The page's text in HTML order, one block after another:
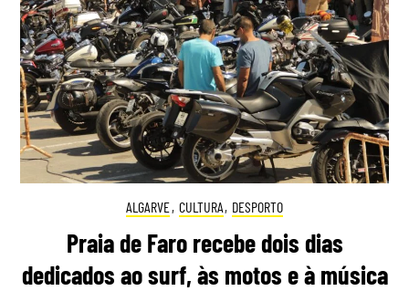
ALGARVE, CULTURA, DESPORTO
Praia de Faro recebe dois dias
dedicados ao surf, às motos e à música